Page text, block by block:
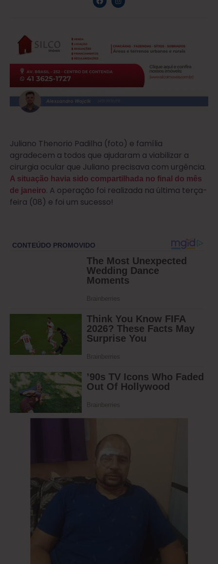
Juliano Thenorio Padilha (foto) e família
agradecem a todos que ajudaram a viabilizar a
cirurgia ocular que Juliano precisava com urgência.
A situação havia sido compartilhada no final do mês
de janeiro. A operação foi realizada na última terça-
feira (08) e foi um sucesso!